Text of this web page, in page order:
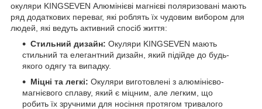
окуляри KINGSEVEN Алюмінієві магнієві поляризовані мають
ряд додаткових переваг, які роблять їх чудовим вибором для
людей, які ведуть активний спосіб життя:
Стильний дизайн: Окуляри KINGSEVEN мають
стильний та елегантний дизайн, який підійде до будь-
якого одягу та випадку.
Міцні та легкі: Окуляри виготовлені з алюмінієво-
магнієвого сплаву, який є міцним, але легким, що
робить їх зручними для носіння протягом тривалого